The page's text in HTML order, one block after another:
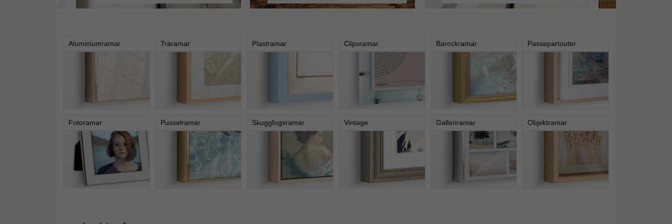
Aluminiumramar Träramar Plastramar Clipsramar Barockramar Passepartouter
Fotoramar Pusselramar Skuggfogsramar Vintage Galleriramar Objektramar